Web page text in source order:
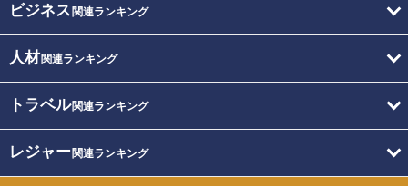
ビジネス 関連ランキング
人材関連ランキング
トラベル関連ランキング
レジャー関連ランキング